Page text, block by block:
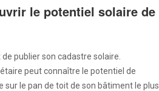
le potentiel solaire de
de publier son cadastre solaire.
peut connaître le potentiel de
le pan de toit de son bâtiment le plus